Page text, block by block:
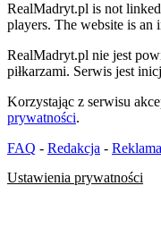
RealMadryt.pl is not
players. The website is
RealMadryt.pl nie jest
piłkarzami. Serwis jest
Korzystając z serwisu
prywatności.
FAQ - Redakcja - Reklama
Ustawienia prywatności